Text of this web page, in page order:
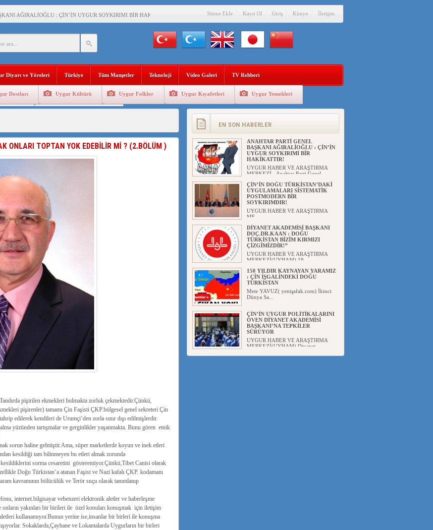
AĞIRALİOĞLU : ÇİN’İN UYGUR SOYKIRIMI BİR HAKİKATTIR!
UYGULAMALARI SİSTEMATİK POSTMODERN BİR SOYKIRIMDIR!
DOÇ.DR.KAAN : DOĞU TÜRKİSTAN BİZİM KIRMIZI ÇİZGİMİZDİR!”
: ÇİN İŞGALİNDEKİ DOĞU TÜRKİSTAN
ÖVEN DİYANET AKADEMİSİ BAŞKANI’NA TEPKİLER SÜRÜYOR
JİANG’İN TRABZON ZİYARETİ
SULTANI MEHMET”DİZİSİNE GARİP SANSÜR VE HADSIZ İHTAR
Sitene Ekle Kayıt Ol Giriş Künye İletişim
Diyarı ve Yöreleri Türkiye Tüm Manşetler Teknoloji Video Galeri TV Rehberi
Dostları Uygur Kültürü Uygur Folklor Uygur Kıyafetleri Uygur Yemekleri
ONLARI TOPTAN YOK EDEBİLİR Mİ ? (2.BÖLÜM )
pişirilen ekmekleri bulmakta zorluk çekmektedir.Çünkü,
pişirenler) tamamı Çin Faşisti ÇKP.bölgesel genel sekreteri Çin
edilerek kendileri de Urumçi’den zorla sınır dışı edilmişlerdir.
yüzünden tartışmalar ve gerginlikler yaşanmakta. Bunu gören etnik
sorun haline gelmiştir.Ama, süper marketlerde koyun ve inek etleri
kesildiği tam bilinmeyen bu etleri almak zorunda
sorma cesaretini gösteremiyor.Çünkü,Tibet Canisi olarak
Doğu Türkistan’a atanan Faşist ve Nazi kafalı ÇKP. kodamanı
kavramının bölücülük ve Terör suçu olarak tanımlanıp
internet.bilgisayar vebenzeri elektronik aletler ve haberleşme
yakınları bir birileri ile özel konuları konuşmak için iletişim
kullanamıyor.Bunun yerine ise,insanlar bir birleri ile konuşma
Sokaklarda,Çayhane ve Lokantalarda Uygurların bir birleri
EN SON HABERLER
ANAHTAR PARTİ GENEL
BAŞKANI AĞIRALİOĞLU : ÇİN’İN
UYGUR SOYKIRIMI BİR
HAKİKATTIR!
UYGUR HABER VE ARAŞTIRMA
MERKEZİ Anahtar Parti Genel
ÇİN’İN DOĞU TÜRKİSTAN’DAKİ
UYGULAMALARI SİSTEMATİK
POSTMODERN BİR
SOYKIRIMDIR!
UYGUR HABER VE ARAŞTIRMA
ME...
DİYANET AKADEMİSİ BAŞKANI
DOÇ.DR.KAAN : DOĞU
TÜRKİSTAN BİZİM KIRMIZI
ÇİZGİMİZDİR!”
UYGUR HABER VE ARAŞTIRMA
MERKEZİ(UYHAM) 19...
150 YILDIR KAYNAYAN YARAMIZ
: ÇİN İŞGALİNDEKİ DOĞU
TÜRKİSTAN
Mete YAVUZ( yenişafak.com) İkinci
Dünya Sa...
ÇİN’İN UYGUR POLİTİKALARINI
ÖVEN DİYANET AKADEMİSİ
BAŞKANI’NA TEPKİLER
SÜRÜYOR
UYGUR HABER VE ARAŞTIRMA
MERKEZİ(UYHAM) Diyanet
MHP’DEN URUMÇİ KATLİAMI